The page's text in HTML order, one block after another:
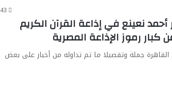
43
نعينع في إذاعة القرآن الكريم
رموز الإذاعة المصرية
جملة وتفصيلا ما تم تداوله من أخبار على بعض